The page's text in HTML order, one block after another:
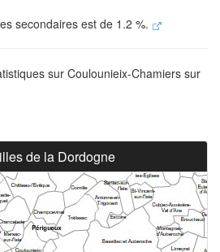
secondaires est de 1.2 %.
sur Coulounieix-Chamiers sur
de la Dordogne